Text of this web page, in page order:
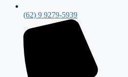
(62) 9 9279-5939